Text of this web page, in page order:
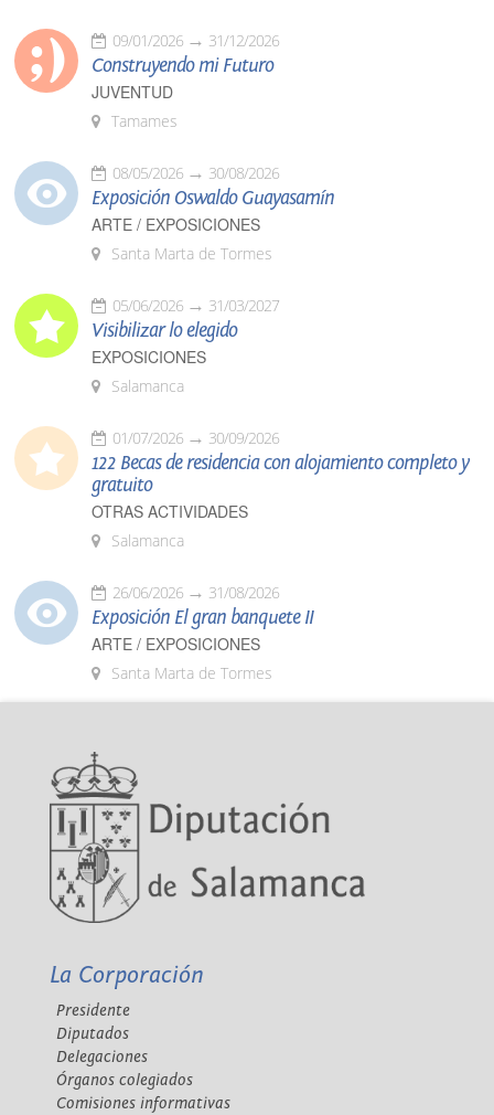
09/01/2026 31/12/2026
Construyendo mi Futuro
JUVENTUD
Tamames
08/05/2026 30/08/2026
Exposición Oswaldo Guayasamín
ARTE / EXPOSICIONES
Santa Marta de Tormes
05/06/2026 31/03/2027
Visibilizar lo elegido
EXPOSICIONES
Salamanca
01/07/2026 30/09/2026
122 Becas de residencia con alojamiento completo y
gratuito
OTRAS ACTIVIDADES
Salamanca
26/06/2026 31/08/2026
Exposición El gran banquete II
ARTE / EXPOSICIONES
Santa Marta de Tormes
La Corporación
Presidente
Diputados
Delegaciones
Órganos colegiados
Comisiones informativas